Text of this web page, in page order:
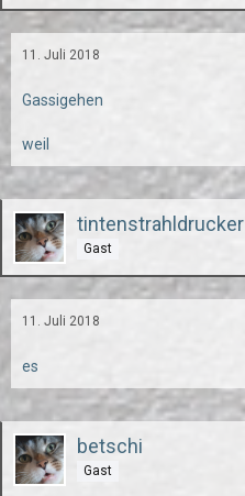
11. Juli 2018
Gassigehen
weil
tintenstrahldrucker
Gast
11. Juli 2018
es
betschi
Gast